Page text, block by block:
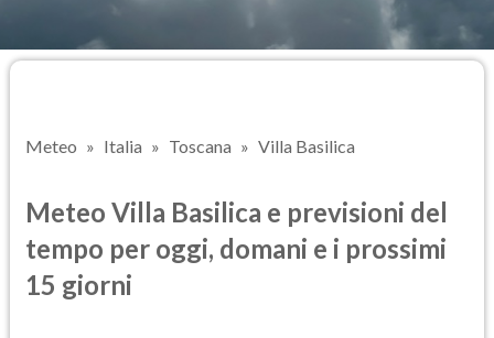
Meteo Italia Toscana Villa Basilica
Meteo Villa Basilica e previsioni del
tempo per oggi, domani e i prossimi
15 giorni